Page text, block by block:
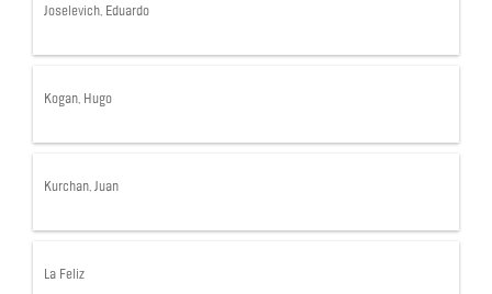
Joselevich, Eduardo
Kogan, Hugo
Kurchan, Juan
La Feliz